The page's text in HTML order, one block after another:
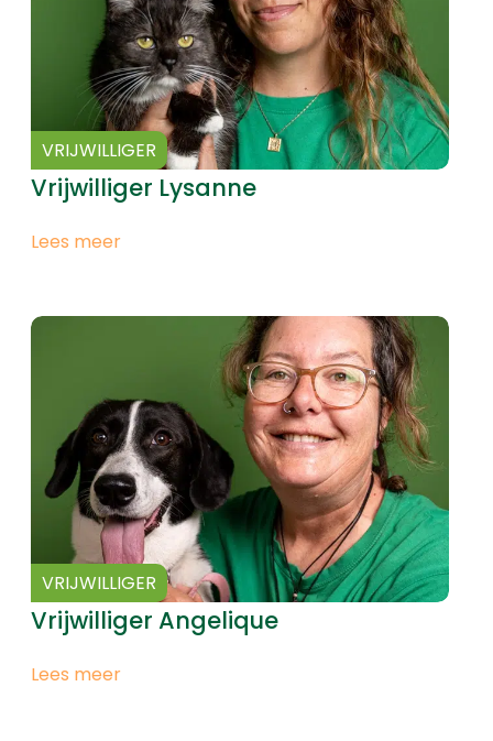
VRIJWILLIGER
Vrijwilliger Lysanne
Lees meer
VRIJWILLIGER
Vrijwilliger Angelique
Lees meer